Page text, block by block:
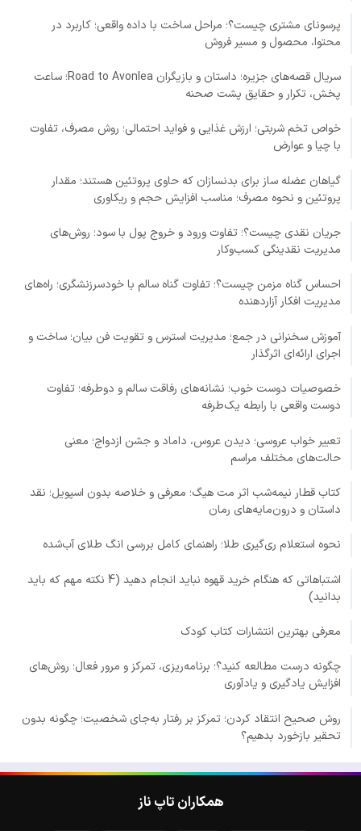
پرسونای مشتری چیست؟؛ مراحل ساخت با داده واقعی؛ کاربرد در
محتوا، محصول و مسیر فروش
سریال قصه‌های جزیره؛ داستان و بازیگران Road to Avonlea؛ ساعت
پخش، تکرار و حقایق پشت صحنه
خواص تخم شربتی؛ ارزش غذایی و فواید احتمالی؛ روش مصرف، تفاوت
با چیا و عوارض
گیاهان عضله ساز برای بدنسازان که حاوی پروتئین هستند؛ مقدار
پروتئین و نحوه مصرف؛ مناسب افزایش حجم و ریکاوری
جریان نقدی چیست؟؛ تفاوت ورود و خروج پول با سود؛ روش‌های
مدیریت نقدینگی کسب‌وکار
احساس گناه مزمن چیست؟؛ تفاوت گناه سالم با خودسرزنشگری؛ راه‌های
مدیریت افکار آزاردهنده
آموزش سخنرانی در جمع؛ مدیریت استرس و تقویت فن بیان؛ ساخت و
اجرای ارائه‌ای اثرگذار
خصوصیات دوست خوب؛ نشانه‌های رفاقت سالم و دوطرفه؛ تفاوت
دوست واقعی با رابطه یک‌طرفه
تعبیر خواب عروسی؛ دیدن عروس، داماد و جشن ازدواج؛ معنی
حالت‌های مختلف مراسم
کتاب قطار نیمه‌شب اثر مت هیگ؛ معرفی و خلاصه بدون اسپویل؛ نقد
داستان و درون‌مایه‌های رمان
نحوه استعلام ری‌گیری طلا؛ راهنمای کامل بررسی انگ طلای آب‌شده
اشتباهاتی که هنگام خرید قهوه نباید انجام دهید (4 نکته مهم که باید
بدانید)
معرفی بهترین انتشارات کتاب کودک
چگونه درست مطالعه کنید؟؛ برنامه‌ریزی، تمرکز و مرور فعال؛ روش‌های
افزایش یادگیری و یادآوری
روش صحیح انتقاد کردن؛ تمرکز بر رفتار به‌جای شخصیت؛ چگونه بدون
تحقیر بازخورد بدهیم؟
همکاران تاپ ناز